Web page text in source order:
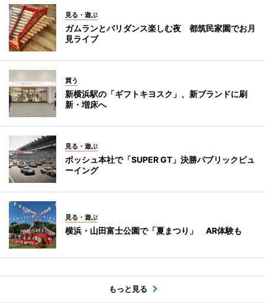
見る・遊ぶ
ガムランとバリダンス楽しむ夜 都筑民家園でお月
見ライブ
買う
新横浜駅の「ギフトキヨスク」、新ブランドに刷
新・増床へ
見る・遊ぶ
ボッシュ本社で「SUPER GT」決勝パブリックビュ
ーイング
見る・遊ぶ
横浜・山田富士公園で「夏まつり」 AR体験も
もっと見る